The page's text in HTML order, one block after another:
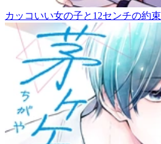
カッコいい女の子と12センチの約束